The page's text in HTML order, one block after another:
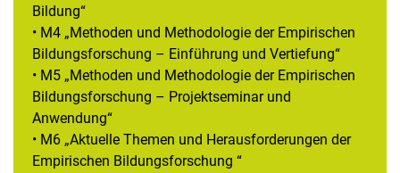
Bildung“
• M4 „Methoden und Methodologie der Empirischen
Bildungsforschung – Einführung und Vertiefung“
• M5 „Methoden und Methodologie der Empirischen
Bildungsforschung – Projektseminar und
Anwendung“
• M6 „Aktuelle Themen und Herausforderungen der
Empirischen Bildungsforschung “